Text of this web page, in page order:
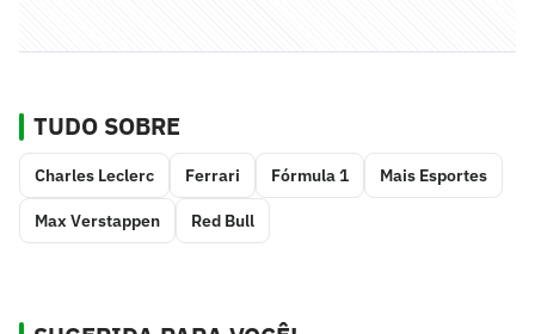
TUDO SOBRE
Charles Leclerc Ferrari Fórmula 1 Mais Esportes
Max Verstappen Red Bull